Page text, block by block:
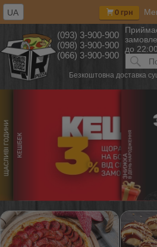
(093) 3-900-900
(098) 3-900-900
(066) 3-900-900
до 22:00
Искать:
0 грн
Безкоштовна доставка
UA